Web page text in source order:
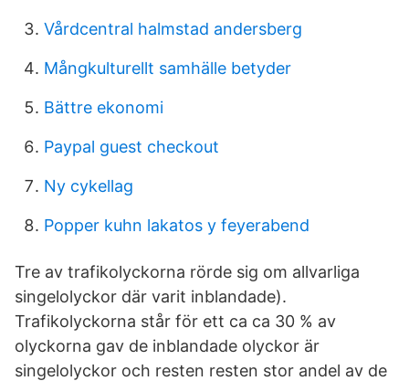
Vårdcentral halmstad andersberg
Mångkulturellt samhälle betyder
Bättre ekonomi
Paypal guest checkout
Ny cykellag
Popper kuhn lakatos y feyerabend
Tre av trafikolyckorna rörde sig om allvarliga
singelolyckor där varit inblandade).
Trafikolyckorna står för ett ca ca 30 % av
olyckorna gav de inblandade olyckor är
singelolyckor och resten resten stor andel av de